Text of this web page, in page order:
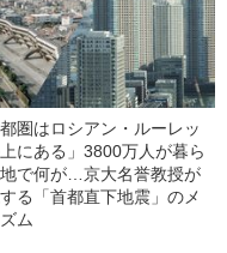
都圏はロシアン・ルーレッ
上にある」3800万人が暮ら
で何が…京大名誉教授が
る「首都直下地震」のメ
ム